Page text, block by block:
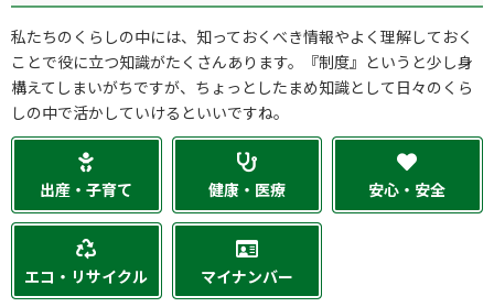
私たちのくらしの中には、知っておくべき情報やよく理解しておく
ことで役に立つ知識がたくさんあります。『制度』というと少し身
構えてしまいがちですが、ちょっとしたまめ知識として日々のくら
しの中で活かしていけるといいですね。
出産・子育て 健康・医療 安心・安全
エコ・リサイクル マイナンバー